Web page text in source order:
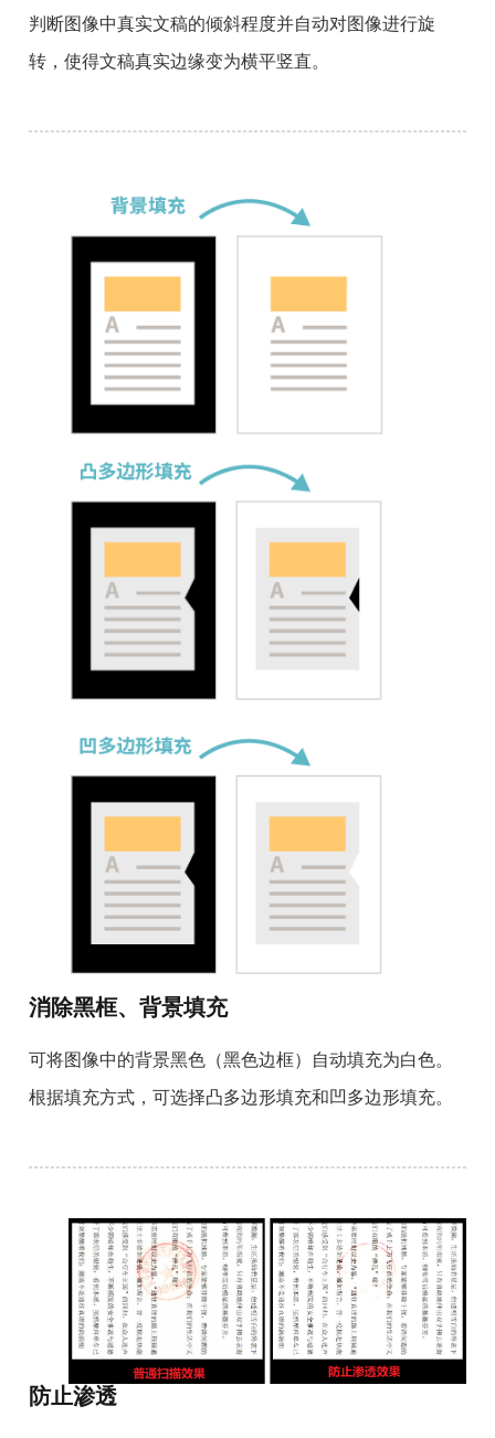
判断图像中真实文稿的倾斜程度并自动对图像进行旋
转，使得文稿真实边缘变为横平竖直。
消除黑框、背景填充
可将图像中的背景黑色（黑色边框）自动填充为白色。
根据填充方式，可选择凸多边形填充和凹多边形填充。
防止渗透